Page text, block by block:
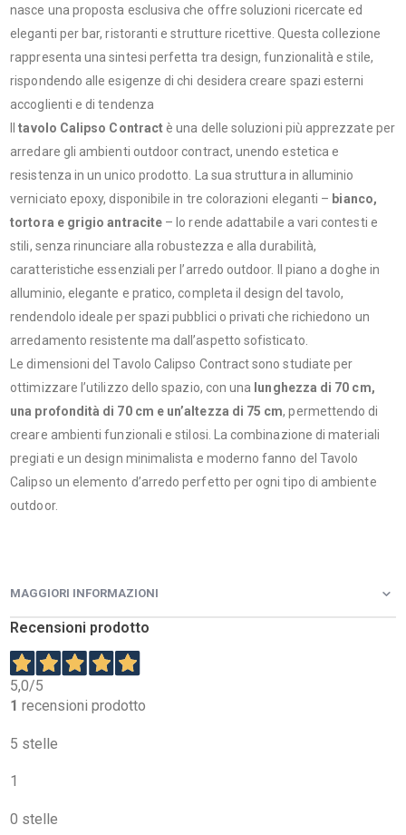
nasce una proposta esclusiva che offre soluzioni ricercate ed
eleganti per bar, ristoranti e strutture ricettive. Questa collezione
rappresenta una sintesi perfetta tra design, funzionalità e stile,
rispondendo alle esigenze di chi desidera creare spazi esterni
accoglienti e di tendenza
Iltavolo Calipso Contractè una delle soluzioni più apprezzate per
arredare gli ambienti outdoor contract, unendo estetica e
resistenza in un unico prodotto. La sua struttura in alluminio
verniciato epoxy, disponibile in tre colorazioni eleganti – bianco,
tortora e grigio antracite – lo rende adattabile a vari contesti e
stili, senza rinunciare alla robustezza e alla durabilità,
caratteristiche essenziali per l’arredo outdoor. Il piano a doghe in
alluminio, elegante e pratico, completa il design del tavolo,
rendendolo ideale per spazi pubblici o privati che richiedono un
arredamento resistente ma dall’aspetto sofisticato.
Le dimensioni del Tavolo Calipso Contract sono studiate per
ottimizzare l’utilizzo dello spazio, con una lunghezza di 70 cm,
una profondità di 70 cm e un’altezza di 75 cm, permettendo di
creare ambienti funzionali e stilosi. La combinazione di materiali
pregiati e un design minimalista e moderno fanno del Tavolo
Calipso un elemento d’arredo perfetto per ogni tipo di ambiente
outdoor.
MAGGIORI INFORMAZIONI
Recensioni prodotto
5,0/5
1 recensioni prodotto
5 stelle
1
0 stelle